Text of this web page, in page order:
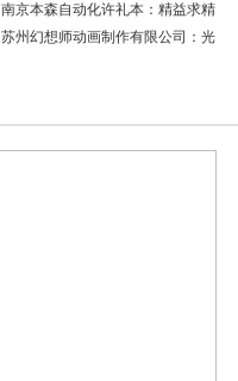
南京本森自动化许礼本：精益求精
苏州幻想师动画制作有限公司：光